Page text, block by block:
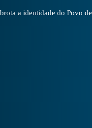
a identidade do Povo